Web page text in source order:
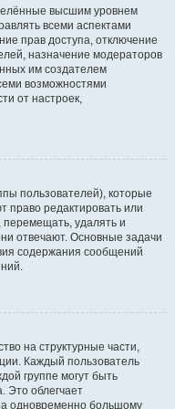
высшим уровнем
всеми аспектами
прав доступа, отключение
назначение модераторов
им создателем
возможностями
от настроек,
пользователей), которые
редактировать или
перемещать, удалять и
отвечают. Основные задачи
содержания сообщений
на структурные части,
Каждый пользователь
группе могут быть
Это облегчает
одновременно большому